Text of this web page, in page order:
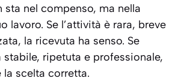
sta nel compenso, ma nella
lavoro. Se l’attività è rara, breve
la ricevuta ha senso. Se
stabile, ripetuta e professionale,
la scelta corretta.